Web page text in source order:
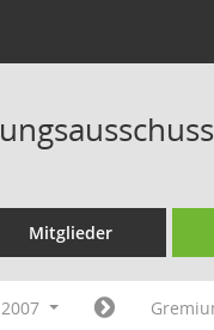
Mitglieder
2007